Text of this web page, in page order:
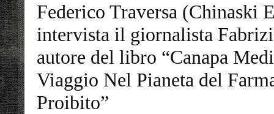
Federico Traversa (Chinaski
intervista il giornalista
autore del libro “Canapa
Viaggio Nel Pianeta del
Proibito”